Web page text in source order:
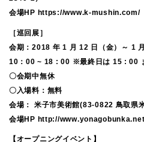
会場HP https://www.k-mushin.com/
［巡回展］
会期：2018 年 1 月 12 日（金）～ 1
10：00 ~ 18 : 00 ※最終日は 15 : 00
〇会期中無休
〇入場料：無料
会場： 米子市美術館(83-0822 鳥取県
会場HP http://
【オープニングイベント】